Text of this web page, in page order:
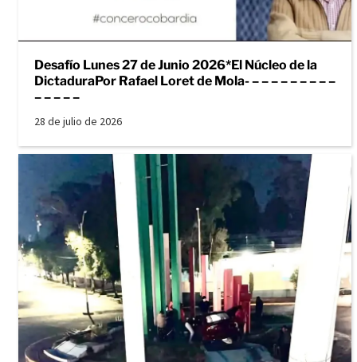
Desafío Lunes 27 de Junio 2026*El Núcleo de la
DictaduraPor Rafael Loret de Mola- – – – – – – – – –
– – – – –
28 de julio de 2026